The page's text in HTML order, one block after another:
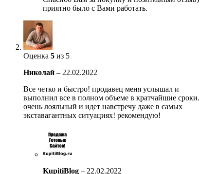
приятно было с Вами работать.
Оценка 5 из 5
Николай – 22.02.2022
Все четко и быстро! продавец меня услышал и
выполнил все в полном объеме в кратчайшие сроки.
очень лояльный и идет навстречу даже в самых
экставагантных ситуациях! рекомендую!
KupitiBlog – 22.02.2022